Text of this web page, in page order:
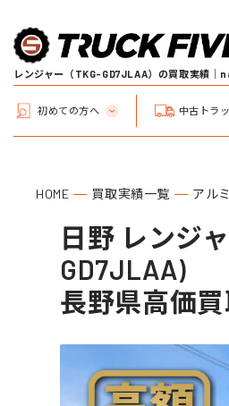
レンジャー（TKG-GD7JLAA）の買取実績｜
初めての方へ 中古トラ
HOME 買取実績一覧 アル
日野 レンジ
GD7JLAA)
長野県高価買